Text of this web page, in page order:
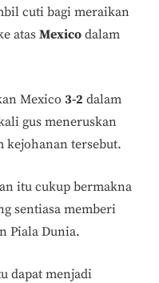
cuti bagi meraikan
atas Mexico dalam
Mexico 3-2 dalam
gus meneruskan
kejohanan tersebut.
itu cukup bermakna
sentiasa memberi
Piala Dunia.
dapat menjadi